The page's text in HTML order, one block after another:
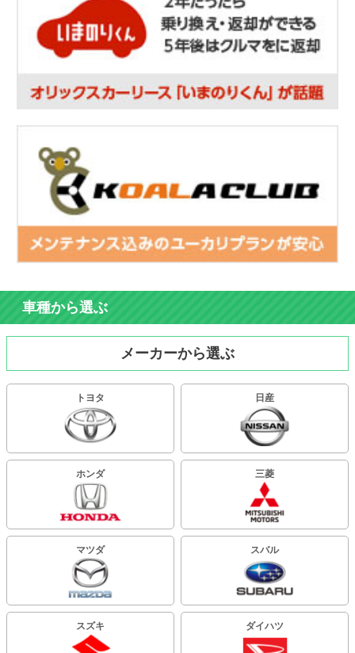
車種から選ぶ
メーカーから選ぶ
トヨタ 日産
ホンダ 三菱
マツダ スバル
スズキ ダイハツ